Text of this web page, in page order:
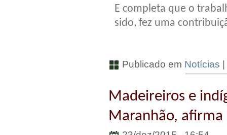
E completa que o
sido, fez uma
Publicado em Notícias
Madeireiros e
Maranhão, afirma